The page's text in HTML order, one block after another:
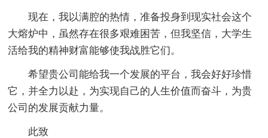
现在，我以满腔的热情，准备投身到现实社会这个
大熔炉中，虽然存在很多艰难困苦，但我坚信，大学生
活给我的精神财富能够使我战胜它们。
希望贵公司能给我一个发展的平台，我会好好珍惜
它，并全力以赴，为实现自己的人生价值而奋斗，为贵
公司的发展贡献力量。
此致